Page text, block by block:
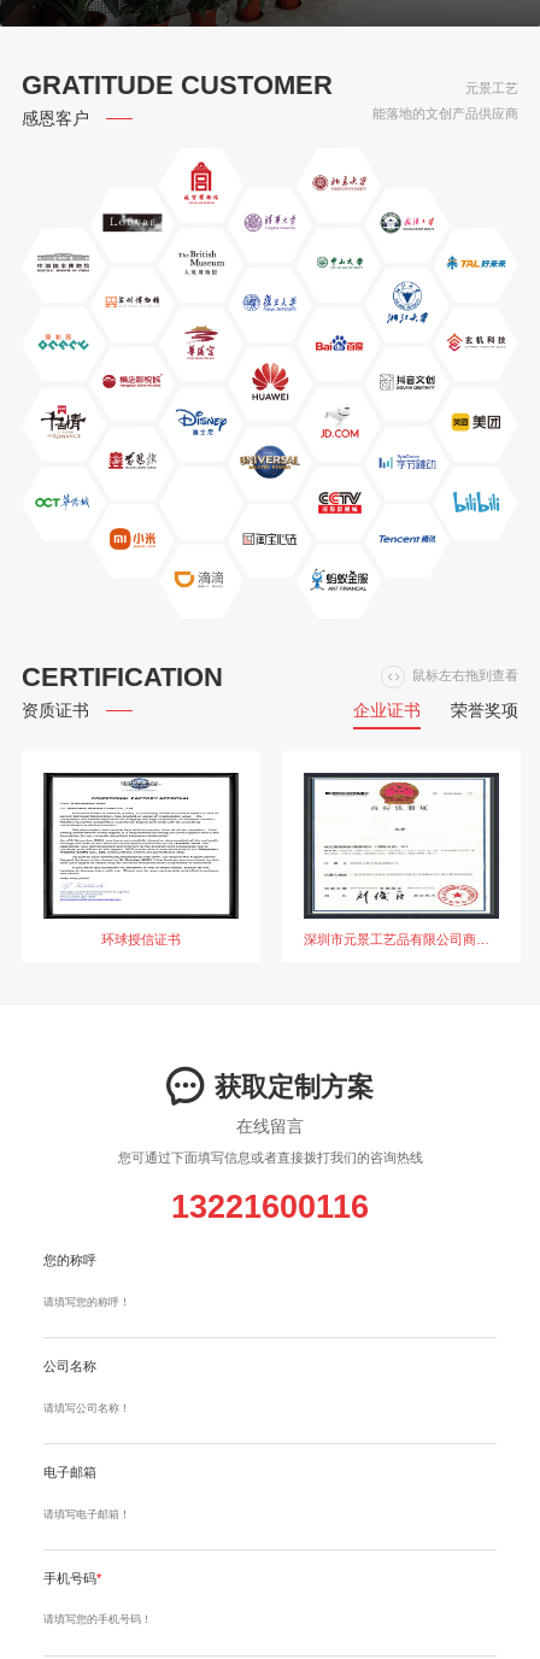
GRATITUDE CUSTOMER
感恩客户
元景工艺
能落地的文创产品供应商
CERTIFICATION
资质证书
鼠标左右拖到查看
企业证书 荣誉奖项
环球授信证书 深圳市元景工艺品有限公司商标注册证书
获取定制方案
在线留言
您可通过下面填写信息或者直接拨打我们的咨询热线
13221600116
您的称呼
公司名称
电子邮箱
手机号码*